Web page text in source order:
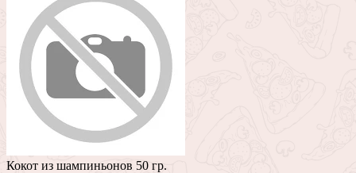
Кокот из шампиньонов 50 гр.